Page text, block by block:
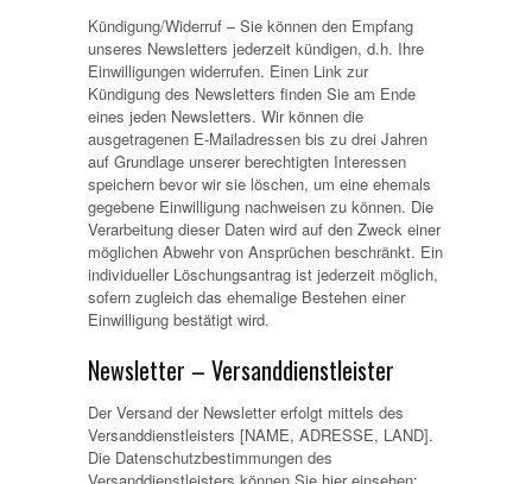
Kündigung/Widerruf – Sie können den Empfang
unseres Newsletters jederzeit kündigen, d.h. Ihre
Einwilligungen widerrufen. Einen Link zur
Kündigung des Newsletters finden Sie am Ende
eines jeden Newsletters. Wir können die
ausgetragenen E-Mailadressen bis zu drei Jahren
auf Grundlage unserer berechtigten Interessen
speichern bevor wir sie löschen, um eine ehemals
gegebene Einwilligung nachweisen zu können. Die
Verarbeitung dieser Daten wird auf den Zweck einer
möglichen Abwehr von Ansprüchen beschränkt. Ein
individueller Löschungsantrag ist jederzeit möglich,
sofern zugleich das ehemalige Bestehen einer
Einwilligung bestätigt wird.
Newsletter – Versanddienstleister
Der Versand der Newsletter erfolgt mittels des
Versanddienstleisters [NAME, ADRESSE, LAND].
Die Datenschutzbestimmungen des